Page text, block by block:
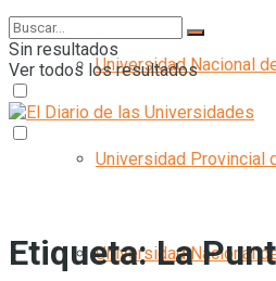
Universidad Nacional
Universidad Provincial
Universidad Nacional
Sin resultados
Ver todos los resultados
Etiqueta:La